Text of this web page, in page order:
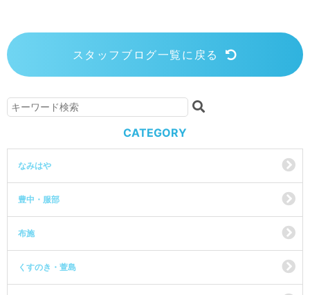
スタッフブログ一覧に戻る
CATEGORY
なみはや
豊中・服部
布施
くすのき・萱島